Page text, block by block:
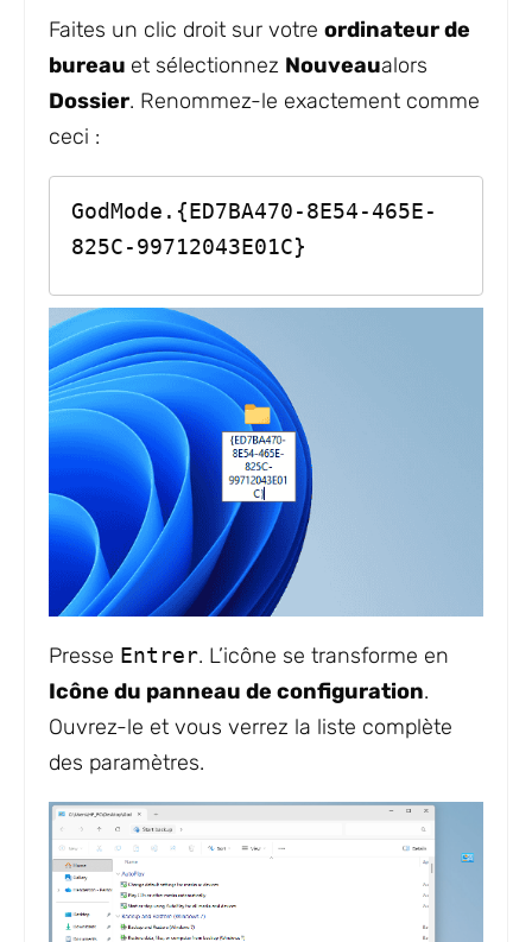
Faites un clic droit sur votre ordinateur de
bureau et sélectionnez Nouveaualors
Dossier. Renommez-le exactement comme
ceci :
GodMode.{ED7BA470-8E54-465E-
825C-99712043E01C}
Presse Entrer. L’icône se transforme en
Icône du panneau de configuration.
Ouvrez-le et vous verrez la liste complète
des paramètres.